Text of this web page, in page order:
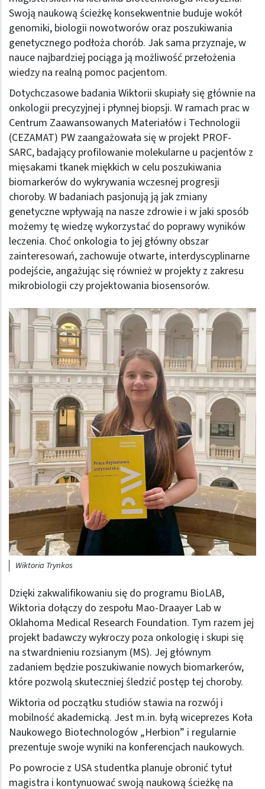
Swoją naukową ścieżkę konsekwentnie buduje wokół
genomiki, biologii nowotworów oraz poszukiwania
genetycznego podłoża chorób. Jak sama przyznaje, w
nauce najbardziej pociąga ją możliwość przełożenia
wiedzy na realną pomoc pacjentom.
Dotychczasowe badania Wiktorii skupiały się głównie na
onkologii precyzyjnej i płynnej biopsji. W ramach prac w
Centrum Zaawansowanych Materiałów i Technologii
(CEZAMAT) PW zaangażowała się w projekt PROF-
SARC, badający profilowanie molekularne u pacjentów z
mięsakami tkanek miękkich w celu poszukiwania
biomarkerów do wykrywania wczesnej progresji
choroby. W badaniach pasjonują ją jak zmiany
genetyczne wpływają na nasze zdrowie i w jaki sposób
możemy tę wiedzę wykorzystać do poprawy wyników
leczenia. Choć onkologia to jej główny obszar
zainteresowań, zachowuje otwarte, interdyscyplinarne
podejście, angażując się również w projekty z zakresu
mikrobiologii czy projektowania biosensorów.
Obraz (old)
Wiktoria Trynkos
Dzięki zakwalifikowaniu się do programu BioLAB,
Wiktoria dołączy do zespołu Mao-Draayer Lab w
Oklahoma Medical Research Foundation. Tym razem jej
projekt badawczy wykroczy poza onkologię i skupi się
na stwardnieniu rozsianym (MS). Jej głównym
zadaniem będzie poszukiwanie nowych biomarkerów,
które pozwolą skuteczniej śledzić postęp tej choroby.
Wiktoria od początku studiów stawia na rozwój i
mobilność akademicką. Jest m.in. byłą wiceprezes Koła
Naukowego Biotechnologów „Herbion” i regularnie
prezentuje swoje wyniki na konferencjach naukowych.
Po powrocie z USA studentka planuje obronić tytuł
magistra i kontynuować swoją naukową ścieżkę na